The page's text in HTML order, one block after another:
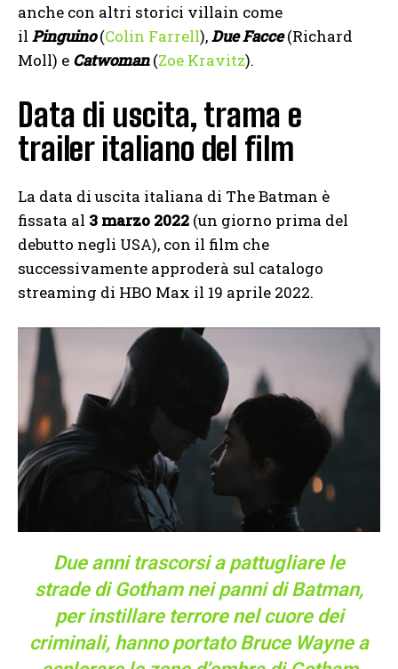
anche con altri storici villain come
il Pinguino(Colin Farrell),Due Facce(Richard
Moll) e Catwoman(Zoe Kravitz).
Data di uscita, trama e
trailer italiano del film
La data di uscita italiana di The Batman è
fissata al 3 marzo 2022 (un giorno prima del
debutto negli USA), con il film che
successivamente approderà sul catalogo
streaming di HBO Max il 19 aprile 2022.
Due anni trascorsi a pattugliare le
strade di Gotham nei panni di Batman,
per instillare terrore nel cuore dei
criminali, hanno portato Bruce Wayne a